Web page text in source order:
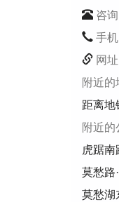
咨
手机
网址
附近的
距离地
附近的
虎踞
莫愁路
莫愁湖